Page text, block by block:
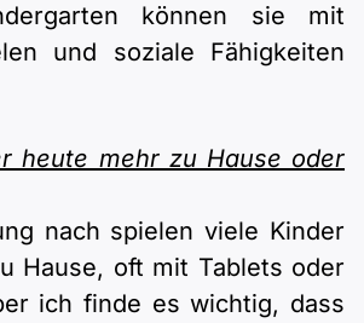
können sie mit
und soziale Fähigkeiten
heute mehr zu Hause oder
nach spielen viele Kinder
Hause, oft mit Tablets oder
ich finde es wichtig, dass